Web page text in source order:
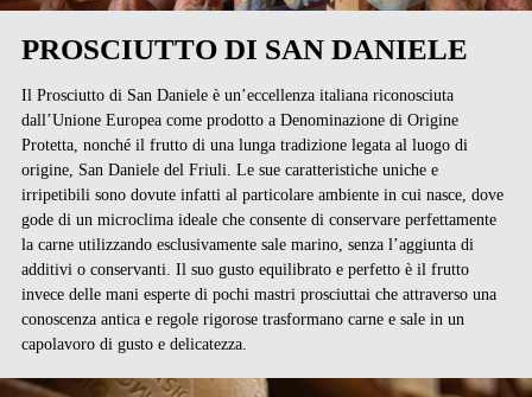
PROSCIUTTO DI SAN DANIELE
Il Prosciutto di San Daniele è un’eccellenza italiana riconosciuta
dall’Unione Europea come prodotto a Denominazione di Origine
Protetta, nonché il frutto di una lunga tradizione legata al luogo di
origine, San Daniele del Friuli. Le sue caratteristiche uniche e
irripetibili sono dovute infatti al particolare ambiente in cui nasce, dove
gode di un microclima ideale che consente di conservare perfettamente
la carne utilizzando esclusivamente sale marino, senza l’aggiunta di
additivi o conservanti. Il suo gusto equilibrato e perfetto è il frutto
invece delle mani esperte di pochi mastri prosciuttai che attraverso una
conoscenza antica e regole rigorose trasformano carne e sale in un
capolavoro di gusto e delicatezza.